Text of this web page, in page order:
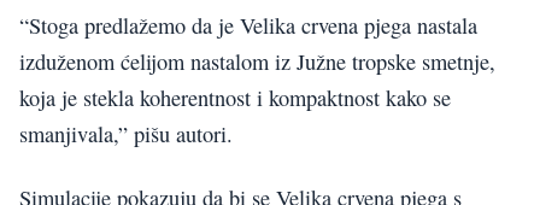
“Stoga predlažemo da je Velika crvena pjega nastala
izduženom ćelijom nastalom iz Južne tropske smetnje,
koja je stekla koherentnost i kompaktnost kako se
smanjivala,” pišu autori.
Simulacije pokazuju da bi se Velika crvena pjega s